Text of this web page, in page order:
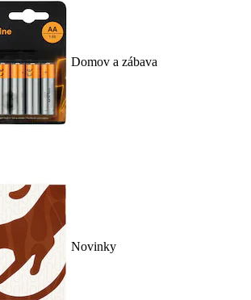
Domov a zábava
Novinky